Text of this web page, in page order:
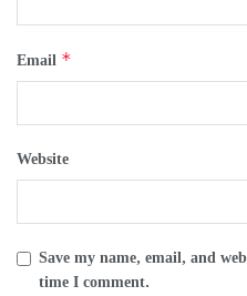
Email *
Website
Save my name, email, and
time I comment.